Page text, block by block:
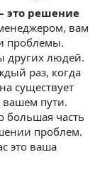
это решение
вам
проблемы.
других людей.
раз, когда
существует
вашем пути.
большая часть
проблем.
это ваша